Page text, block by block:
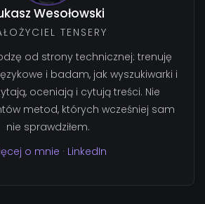
Wesołowski
TENSERY
od strony technicznej: trenuję
i badam, jak wyszukiwarki i
oceniają i cytują treści. Nie
metod, których wcześniej sam
nie sprawdziłem.
o mnie · LinkedIn